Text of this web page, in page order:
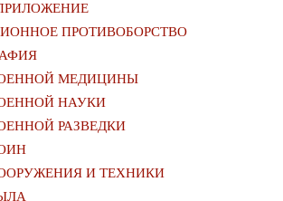
ПРОТИВОБОРСТВО
МЕДИЦИНЫ
НАУКИ
РАЗВЕДКИ
И ТЕХНИКИ